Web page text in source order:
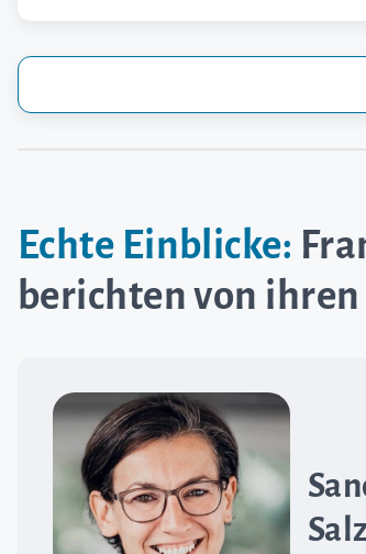
Echte Einblicke:
berichten von